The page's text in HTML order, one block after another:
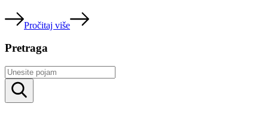
Pročitaj više
Pretraga